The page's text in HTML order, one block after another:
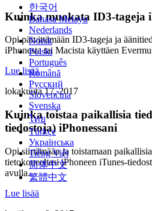
한국어
Bahasa Melayu
Nederlands
Norsk
Polski
Português
Română
Русский
Slovenčina
Svenska
ไทย
Türkçe
Українська
Tiếng Việt
简体中文
繁體中文
Kuinka muokata ID3-tageja
Opi päivittämään ID3-tageja ja
iPhonesta tai Macista käyttäen
Lue lisää
lokakuuta 17, 2017
Kuinka toistaa paikallisia
tiedostoja) iPhonessani
Opi siirtämään ja toistamaan
tietokoneeltasi iPhoneen iTunes-
avulla.
Lue lisää